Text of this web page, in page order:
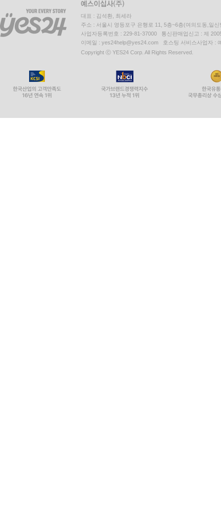
대표 : 김석환, 최세라
주소 : 서울시 영등포구 은행로 11, 5층~6층(여의도동,일신
사업자등록번호 : 229-81-37000 통신판매업신고 : 제
이메일 : yes24help@yes24.com 호스팅 서비스사업자 :
Copyright ⓒ YES24 Corp. All Rights Reserved.